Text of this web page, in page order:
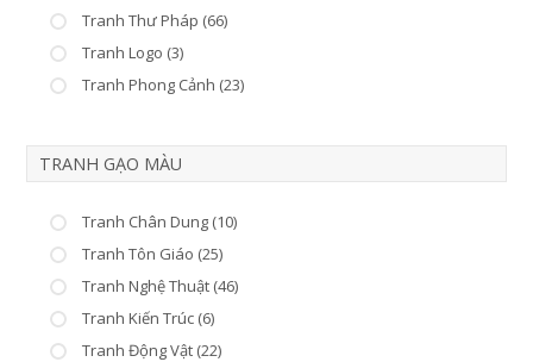
Tranh Thư Pháp (66)
Tranh Logo (3)
Tranh Phong Cảnh (23)
TRANH GẠO MÀU
Tranh Chân Dung (10)
Tranh Tôn Giáo (25)
Tranh Nghệ Thuật (46)
Tranh Kiến Trúc (6)
Tranh Động Vật (22)